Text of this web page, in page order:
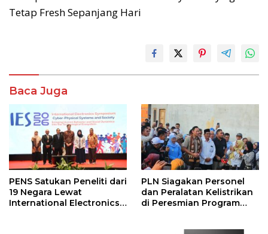
Tetap Fresh Sepanjang Hari
Baca Juga
PENS Satukan Peneliti dari
19 Negara Lewat
International Electronics
PLN Siagakan Personel
dan Peralatan Kelistrikan
di Peresmian Program